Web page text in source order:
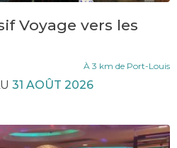
Voyage vers les
À 3 km de Port-Louis
31 AOÛT 2026